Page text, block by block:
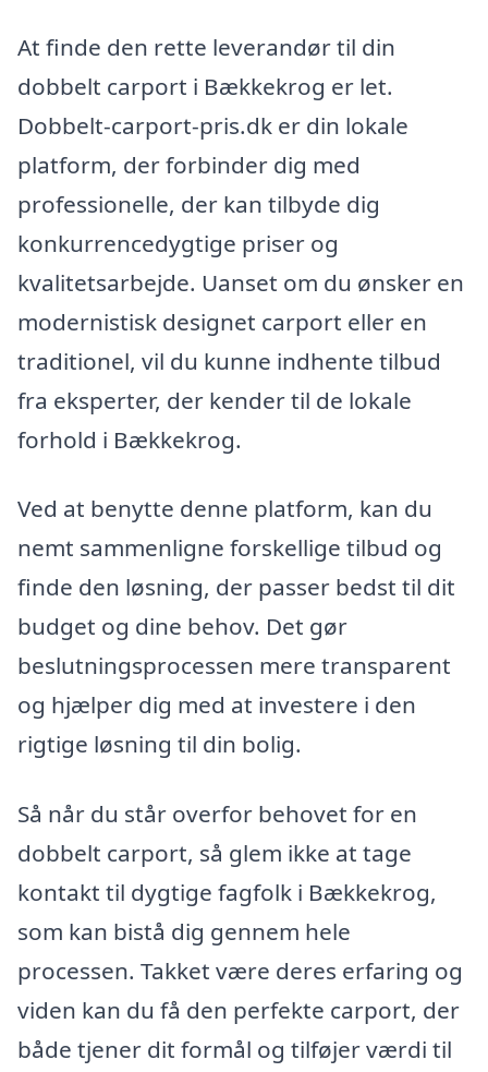
At finde den rette leverandør til din
dobbelt carport i Bækkekrog er let.
Dobbelt-carport-pris.dk er din lokale
platform, der forbinder dig med
professionelle, der kan tilbyde dig
konkurrencedygtige priser og
kvalitetsarbejde. Uanset om du ønsker en
modernistisk designet carport eller en
traditionel, vil du kunne indhente tilbud
fra eksperter, der kender til de lokale
forhold i Bækkekrog.
Ved at benytte denne platform, kan du
nemt sammenligne forskellige tilbud og
finde den løsning, der passer bedst til dit
budget og dine behov. Det gør
beslutningsprocessen mere transparent
og hjælper dig med at investere i den
rigtige løsning til din bolig.
Så når du står overfor behovet for en
dobbelt carport, så glem ikke at tage
kontakt til dygtige fagfolk i Bækkekrog,
som kan bistå dig gennem hele
processen. Takket være deres erfaring og
viden kan du få den perfekte carport, der
både tjener dit formål og tilføjer værdi til